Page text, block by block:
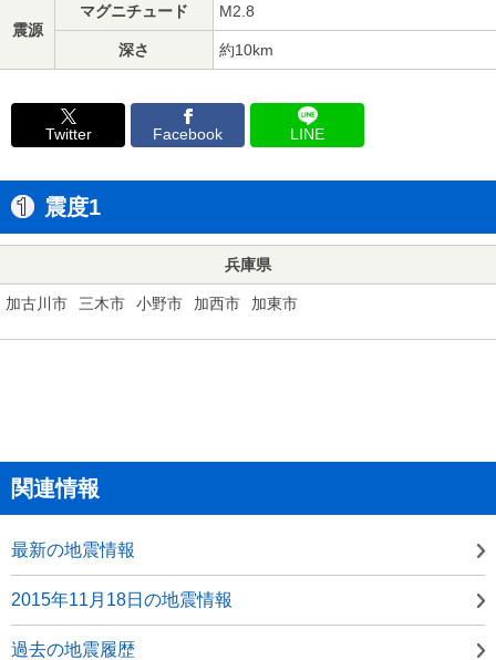
震源
マグニチュード M2.8
深さ 約10km
Twitter Facebook LINE
震度1
兵庫県
加古川市 三木市 小野市 加西市 加東市
関連情報
最新の地震情報
2015年11月18日の地震情報
過去の地震履歴